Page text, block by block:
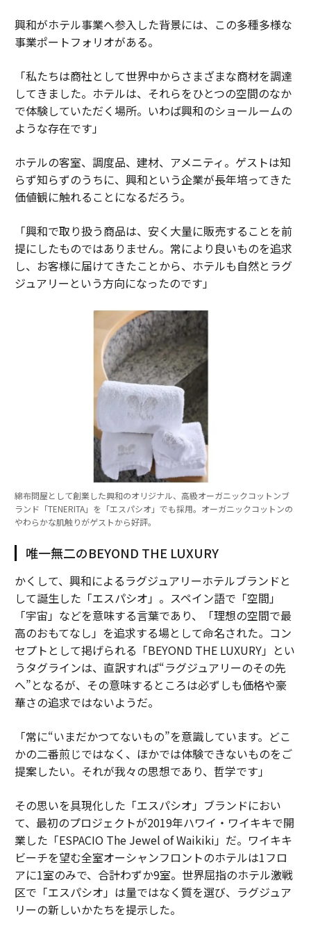
興和がホテル事業へ参入した背景には、この多種多様な
事業ポートフォリオがある。
「私たちは商社として世界中からさまざまな商材を調達
してきました。ホテルは、それらをひとつの空間のなか
で体験していただく場所。いわば興和のショールームの
ような存在です」
ホテルの客室、調度品、建材、アメニティ。ゲストは知
らず知らずのうちに、興和という企業が長年培ってきた
価値観に触れることになるだろう。
「興和で取り扱う商品は、安く大量に販売することを前
提にしたものではありません。常により良いものを追求
し、お客様に届けてきたことから、ホテルも自然とラグ
ジュアリーという方向になったのです」
綿布問屋として創業した興和のオリジナル、高級オーガニックコットンブ
ランド「TENERITA」を「エスパシオ」でも採用。オーガニックコットンの
やわらかな肌触りがゲストから好評。
唯一無二のBEYOND THE LUXURY
かくして、興和によるラグジュアリーホテルブランドと
して誕生した「エスパシオ」。スペイン語で「空間」
「宇宙」などを意味する言葉であり、「理想の空間で最
高のおもてなし」を追求する場として命名された。コン
セプトとして掲げられる「BEYOND THE LUXURY」とい
うタグラインは、直訳すれば“ラグジュアリーのその先
へ”となるが、その意味するところは必ずしも価格や豪
華さの追求ではないようだ。
「常に“いまだかつてないもの”を意識しています。どこ
かの二番煎じではなく、ほかでは体験できないものをご
提案したい。それが我々の思想であり、哲学です」
その思いを具現化した「エスパシオ」ブランドにおい
て、最初のプロジェクトが2019年ハワイ・ワイキキで開
業した「ESPACIO The Jewel of Waikiki」だ。ワイキキ
ビーチを望む全室オーシャンフロントのホテルは1フロ
アに1室のみで、合計わずか9室。世界屈指のホテル激戦
区で「エスパシオ」は量ではなく質を選び、ラグジュア
リーの新しいかたちを提示した。